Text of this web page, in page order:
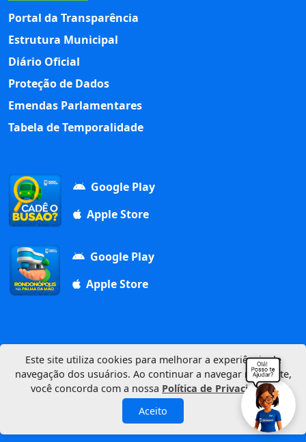
Portal da Transparência
Estrutura Municipal
Diário Oficial
Proteção de Dados
Emendas Parlamentares
Tabela de Temporalidade
Google Play
Apple Store
Google Play
Apple Store
Av. Duque de Caxias, 1000, Vila Aurora, 78740-022
CNPJ: 03.347.101/0001-21
© 2026 Município de Rondonópolis
Mapa do Site
Este site utiliza cookies para melhorar a experiência de
navegação dos usuários. Ao continuar a navegar neste site,
você concorda com a nossa Política de Privacidade.
Aceito